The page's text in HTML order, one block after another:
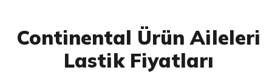
Continental Ürün Aileleri
Lastik Fiyatları